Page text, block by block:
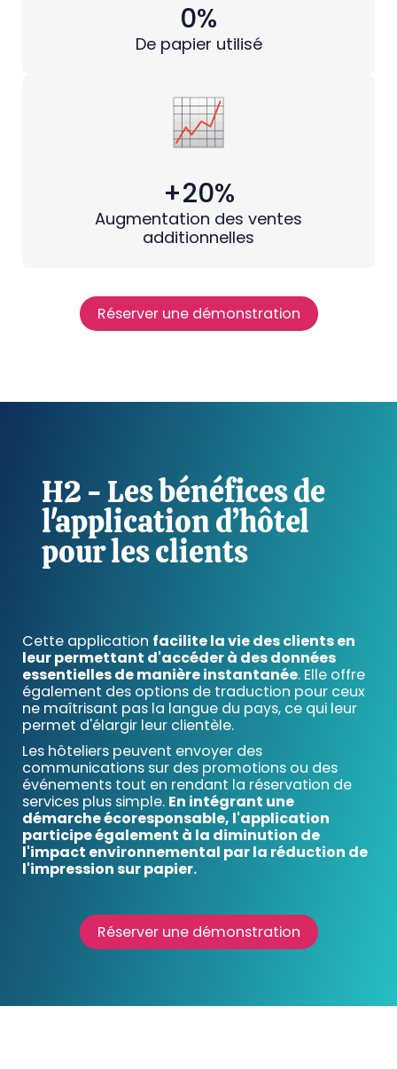
0%
De papier utilisé
+20%
Augmentation des ventes
additionnelles
Réserver une démonstration
H2 - Les bénéfices de
l'application d’hôtel
pour les clients
Cette application facilite la vie des clients en
leur permettant d'accéder à des données
essentielles de manière instantanée. Elle offre
également des options de traduction pour ceux
ne maîtrisant pas la langue du pays, ce qui leur
permet d'élargir leur clientèle.
Les hôteliers peuvent envoyer des
communications sur des promotions ou des
événements tout en rendant la réservation de
services plus simple. En intégrant une
démarche écoresponsable, l'application
participe également à la diminution de
l'impact environnemental par la réduction de
l'impression sur papier.
Réserver une démonstration